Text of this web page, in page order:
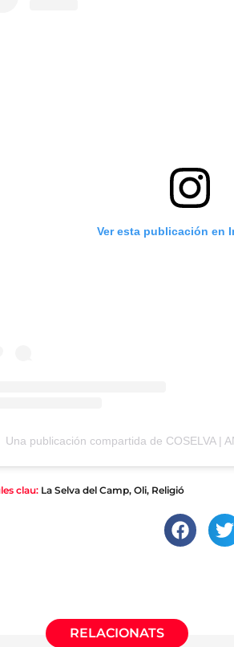
Ver esta publicación en
Una publicación compartida de COSELVA |
clau: La Selva del Camp, Oli, Religió
RELACIONATS